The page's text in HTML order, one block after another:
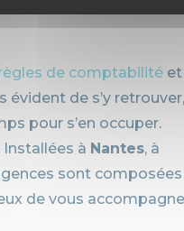
de comptabilité et
évident de s’y
pour s’en occuper.
à Nantes, à
sont composées
de vous